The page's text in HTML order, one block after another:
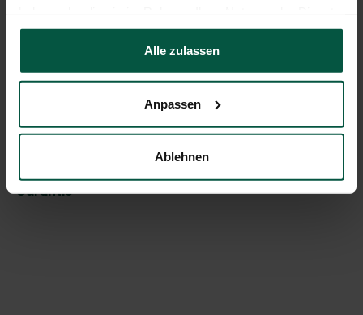
gesammelt haben.
Alle zulassen
Anpassen
Ablehnen
Trockenlänge
Garantie